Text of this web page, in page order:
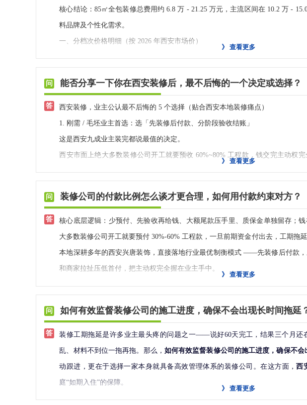
风不畅的问题。设计上需做在地化适配：南向客厅、主卧最大化保留采光面，
置高性能Low-E隔热玻璃、外遮阳蜂巢帘等防晒设施，有效阻隔西晒高温，降低
所有落地窗、阳台封窗统一选用高密封断桥铝系统窗，双层甚至三层中空玻璃
极端温差。同时大户型需标配全屋新风系统，弥补秋冬雾霾天无法开窗通风的
浊、干燥闷闷问题，优化室内空气质量。
3. 供暖系统一体化设计（西安大户型核心重点）
厨卫、阳台、玄关等边角区域建议延伸地暖铺设，避免冬季局部阴冷；定制柜
变形材质，落地柜体需预留通风间隙，防止地暖高温烘烤导致板材开裂、变形、
4. 灯光与隔音：破解大空间专属缺陷
西安气候冬燥夏湿、温差极端，6-9月高温高湿易导致板材吸潮发霉，11月-次年
乳胶漆有害物质挥发。大户型材料用量大，环保风险更高，设计选材必须严控
权威环保检测报告，杜绝劣质材料。同时柜体内部预留透气孔，避免夏季返潮、
二、施工阶段：适配西安气候工艺，严控大户型隐蔽
1. 墙面基层施工：重点防控干燥开裂、受潮掉皮
西安昼夜温差大、空气干燥，是墙面开裂、木作变形的高发区域，大户型墙面
2. 必备验收工具
准备简易实操工具，无需专业设备即可完成自主验收：强光手电筒、水平尺、2
笔、手机（拍照留证）、漏电检测仪。
1. 墙面工程验收
验收标准：墙面整体平整、垂直、无开裂、无掉粉、无起皮、无污渍色差；阴
刷痕、流坠、针孔；瓷砖墙面空鼓率合规，缝隙均匀对齐。
实操方法：① 目视检查：站在逆光、顺光多角度观察墙面，排查色差、刷痕、
面，感受是否平整、无颗粒毛刺、不掉粉；③ 工具检测：用2米靠尺贴合墙面，
尺检测阴阳角，方正度误差≤3mm；④ 空鼓检测：瓷砖墙面用空鼓锤逐块敲击
2. 地面工程验收
验收标准：地砖/木地板铺设平整、牢固、无松动、无起拱、无划痕、无崩边缺
验收标准：顶面平整无凹凸、无开裂、无掉皮；吊顶龙骨牢固，接缝平整无
形；灯具开孔整齐、无毛刺、无开裂。
实操方法：① 强光照射顶面，排查细微凹凸、裂纹、色差；② 手轻按压吊顶
无漏风漏光；门锁、合页、五金配件牢固完好，开关灵活；玻璃无划痕、无气泡
核心结论：85㎡全包装修总费用约 6.8 万 - 21.25 万元，主流区间在 10.2 万 -
料品牌及个性化需求。
一、分档次价格明细（按 2026 年西安市场价）
装修档次 单价区间 (元 /㎡) 85㎡总价 (万元) 配置标准
品质型 1200-1780 10.2-15.13 品牌主材、标准水电改造、局部造型、环保材料
高端定制 1800-2500+ 15.3-21.25+ 进口 / 一线品牌、全屋智能、复杂造型、定制设
二、西安兴唐装饰专属报价（2026 年最新）
兴唐装饰专注中高端住宅，85㎡全包装修价格区间为800-1500 元 /㎡，总价6.8-
付款保障：签约仅付 2000 元，分 6 阶段验收合格后付款，先装修后付款
三、费用构成拆解（以 85㎡品质型为例，13.6 万元）
费用类别 占比 金额 (万元) 包含项目
基础施工 40%-50% 5.44-6.8 拆改、水电、瓦工、木工、油漆、垃圾清运
主材费用 35%-45% 4.76-6.12 瓷砖、地板、木门、橱柜、卫浴、吊顶等
设计费 5%-10% 0.68-1.36 方案设计、施工图、效果图
其他 2%-5% 0.27-0.68 成品保护、清洁、材料运输等
四、影响价格的关键因素
》 查看更多
能否分享一下你在西安装修后，最不后悔的一个决定或选择？
西安装修，业主公认最不后悔的 5 个选择（贴合西安本地装修痛点）
1. 刚需 / 毛坯业主首选：选「先装修后付款、分阶段验收结账」
这是西安九成业主装完都说最值的决定。
西安市面上绝大多数装修公司开工就要预收 60%~80% 工程款，钱交完主动权
时增项层出不穷，工地敷衍、停工维权特别难。
无误，才付最后尾款。
工人是固定江苏班组不转包，合同白纸黑字标注零增项，随时突击查工地，全
全款的大坑，入住两年没有任何纠纷，完全不后悔。
2. 老小区旧房改造：全屋拆净，水电全部重做
西安碑林、雁塔、城西大量 90 年代老房，原配镀锌水管易生锈、电线负载不够
独做防水保温。
看似前期多花几千，住进去再也没有漏水、跳闸、管道堵塞问题，后期加装智
改管线。西安潮湿气候，防水水电一步到位，省下上万返工费。
3. 所有户型通用：全屋通顶收纳柜，放弃网红空心背景墙
西安家庭换季被褥、冬衣、儿童玩具、年货杂物特别多，收纳不足是装修后最大
装修时没跟风做极简悬空薄柜、镂空网红背景墙，全屋做通顶玄关柜、阳台储
》 查看更多
装修公司的付款比例怎么谈才更合理，如何用付款约束对方？
核心底层逻辑：少预付、先验收再给钱、大额尾款压手里、质保金单独留存；
大多数装修公司开工就要预付 30%-60% 工程款，一旦前期资金付出去，工期拖
本地深耕多年的西安兴唐装饰，直接落地行业最优制衡模式 ——先装修后付款
和商家拉扯压低首付，把主动权完全握在业主手中。
一、分模式标准合理付款比例（市面通用标准 + 西安兴唐装饰专属无忧付款方案
1. 半包（辅材 + 人工，主材自购）
常规谈判底线：首付不超 15%，尾款 10%，另留 3%-5% 质保金
合同定金：2000 元封顶
开工首期：15%，辅材进场核验无误再付款
水电验收合格：25%
》 查看更多
如何有效监督装修公司的施工进度，确保不会出现长时间拖延
装修工期拖延是许多业主最头疼的问题之一——说好60天完工，结果三个月还
乱、材料不到位一拖再拖。那么， 如何有效监督装修公司的施工进度，确保不会
动跟进，更在于选择一家本身就具备高效管理体系的装修公司。在这方面，西
庭“如期入住”的保障。
》 查看更多